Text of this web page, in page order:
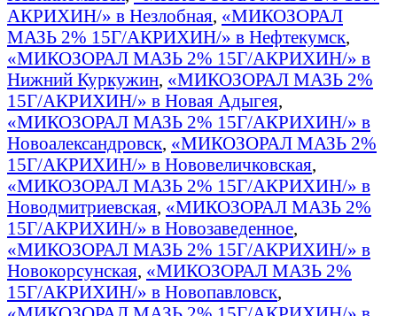
АКРИХИН/» в Незлобная, «МИКОЗОРАЛ
МАЗЬ 2% 15Г/АКРИХИН/» в Нефтекумск,
«МИКОЗОРАЛ МАЗЬ 2% 15Г/АКРИХИН/» в
Нижний Куркужин, «МИКОЗОРАЛ МАЗЬ 2%
15Г/АКРИХИН/» в Новая Адыгея,
«МИКОЗОРАЛ МАЗЬ 2% 15Г/АКРИХИН/» в
Новоалександровск, «МИКОЗОРАЛ МАЗЬ 2%
15Г/АКРИХИН/» в Нововеличковская,
«МИКОЗОРАЛ МАЗЬ 2% 15Г/АКРИХИН/» в
Новодмитриевская, «МИКОЗОРАЛ МАЗЬ 2%
15Г/АКРИХИН/» в Новозаведенное,
«МИКОЗОРАЛ МАЗЬ 2% 15Г/АКРИХИН/» в
Новокорсунская, «МИКОЗОРАЛ МАЗЬ 2%
15Г/АКРИХИН/» в Новопавловск,